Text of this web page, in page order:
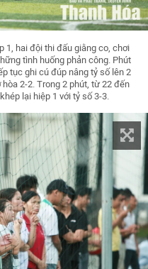
1, hai đội thi đấu giằng co, chơi
tình huống phản công. Phút
tục ghi cú đúp nâng tỷ số lên 2
2-2. Trong 2 phút, từ 22 đến
lại hiệp 1 với tỷ số 3-3.